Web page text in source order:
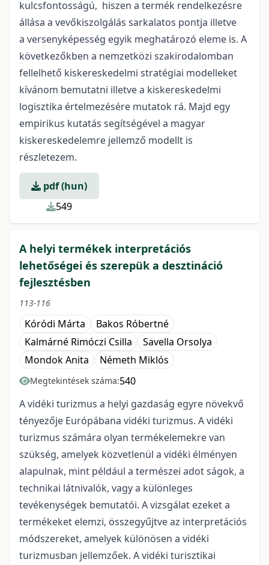
kulcsfontosságú, hiszen a termék rendelkezésre
állása a vevőkiszolgálás sarkalatos pontja illetve
a versenyképesség egyik meghatározó eleme is. A
következőkben a nemzetközi szakirodalomban
fellelhető kiskereskedelmi stratégiai modelleket
kívánom bemutatni illetve a kiskereskedelmi
logisztika értelmezésére mutatok rá. Majd egy
empirikus kutatás segítségével a magyar
kiskereskedelemre jellemző modellt is
részletezem.
pdf (hun)
549
A helyi termékek interpretációs
lehetőségei és szerepük a desztináció
fejlesztésben
113-116
Kóródi Márta
Bakos Róbertné
Kalmárné Rimóczi Csilla
Savella Orsolya
Mondok Anita
Németh Miklós
Megtekintések száma:540
A vidéki turizmus a helyi gazdaság egyre növekvő
tényezője Európábana vidéki turizmus. A vidéki
turizmus számára olyan termékelemekre van
szükség, amelyek közvetlenül a vidéki élményen
alapulnak, mint például a természei adot ságok, a
technikai látnivalók, vagy a különleges
tevékenységek bemutatói. A vizsgálat ezeket a
termékeket elemzi, összegyűjtve az interpretációs
módszereket, amelyek különösen a vidéki
turizmusban jellemzőek. A vidéki turisztikai